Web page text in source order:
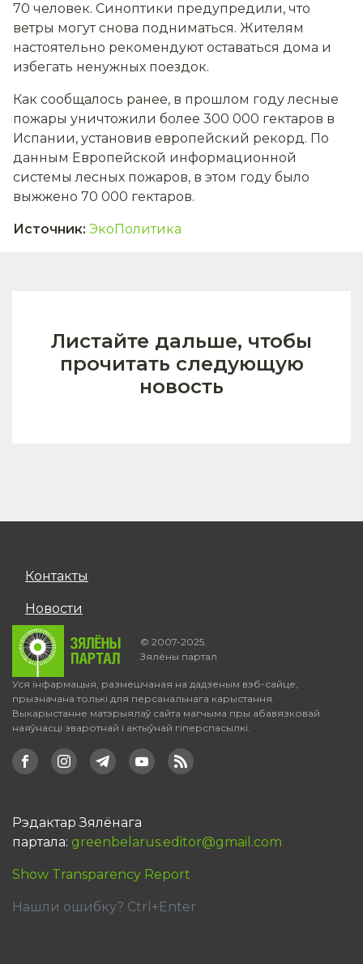
70 человек. Синоптики предупредили, что
ветры могут снова подниматься. Жителям
настоятельно рекомендуют оставаться дома и
избегать ненужных поездок.
Как сообщалось ранее, в прошлом году лесные
пожары уничтожили более 300 000 гектаров в
Испании, установив европейский рекорд. По
данным Европейской информационной
системы лесных пожаров, в этом году было
выжжено 70 000 гектаров.
Источник: ЭкоПолитика
Листайте дальше, чтобы
прочитать следующую
новость
Контакты
Новости
© 2007-2025.
Зялёны партал
Уся інфармацыя, размешчаная на дадзеным вэб-сайце,
прызначана толькі для персанальнага карыстання.
Выкарыстанне матэрыялаў сайта магчыма пры абавязковай
наяўнасці зваротнай і актыўнай гіперспасылкі.
Рэдактар Зялёнага
партала: greenbelarus.editor@gmail.com
Show Transparency Report
Нашли ошибку? Ctrl+Enter